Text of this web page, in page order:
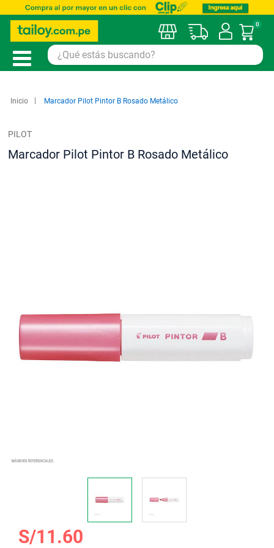
Mi
0
Inicio Marcador Pilot Pintor B Rosado Metálico
Saltar
PILOT
Marcador Pilot Pintor B Rosado Metálico
S/11.60